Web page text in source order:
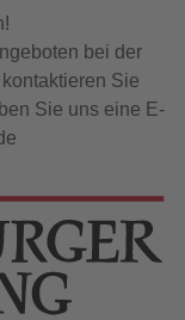
bei der
Sie
Sie uns eine E-